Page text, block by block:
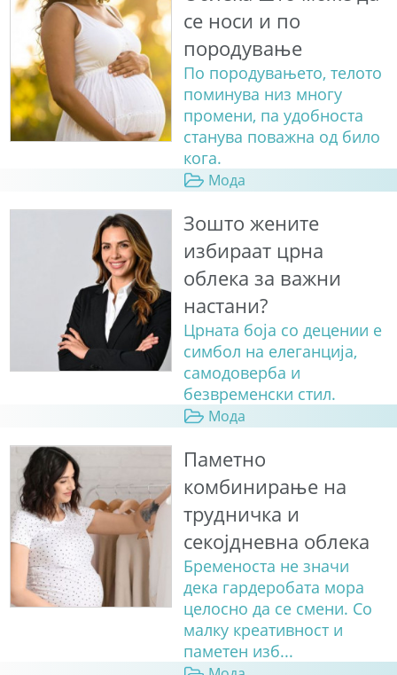
се носи и по
породување
По породувањето, телото
поминува низ многу
промени, па удобноста
станува поважна од било
кога.
Мода
Зошто жените
избираат црна
облека за важни
настани?
Црната боја со децении е
симбол на елеганција,
самодоверба и
безвременски стил.
Мода
Паметно
комбинирање на
трудничка и
секојдневна облека
Бременоста не значи
дека гардеробата мора
целосно да се смени. Со
малку креативност и
паметен изб...